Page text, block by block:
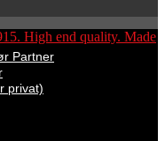
Partner
privat)